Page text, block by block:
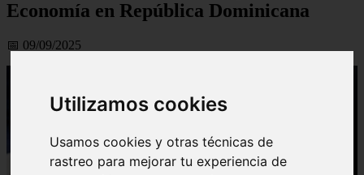
Utilizamos cookies
Usamos cookies y otras técnicas de
rastreo para mejorar tu experiencia de
Economía en República Dominicana
📅 09/09/2025